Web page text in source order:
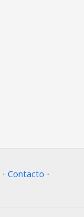
⋅ Contacto ⋅